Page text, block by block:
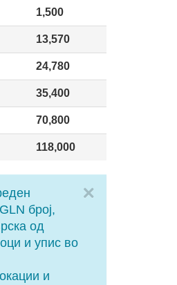
1,500
13,570
24,780
35,400
70,800
118,000
број,
од
и упис во
и